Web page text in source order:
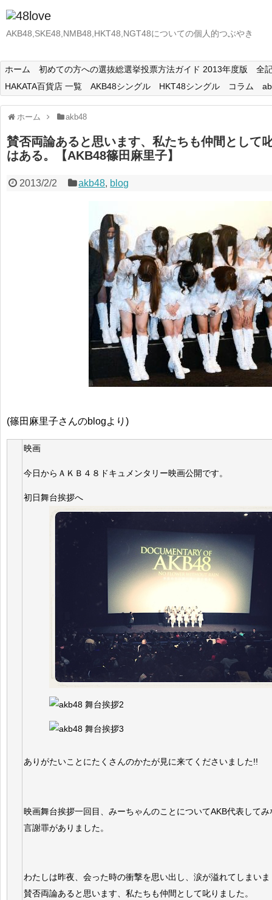
AKB48,SKE48,NMB48,HKT48,NGT48についての個人的つぶやき
ホーム 初めての方への選抜総選挙投票方法ガイド 2013年度版
全
HAKATA百貨店 一覧
AKB48シングル HKT48シングル コラム
ホーム akb48
賛否両論あると思います、私たちも仲間として
はある。【AKB48篠田麻里子】
2013/2/2 akb48, blog
(篠田麻里子さんのblogより)
映画
今日からＡＫＢ４８ドキュメンタリー映画公開です。
初日舞台挨拶へ
ありがたいことにたくさんのかたが見に来てくださいました!!
映画舞台挨拶一回目、みーちゃんのことについてAKB代表してみ
言謝罪がありました。
わたしは昨夜、会った時の衝撃を思い出し、涙が溢れてしまい
賛否両論あると思います、私たちも仲間として叱りました。